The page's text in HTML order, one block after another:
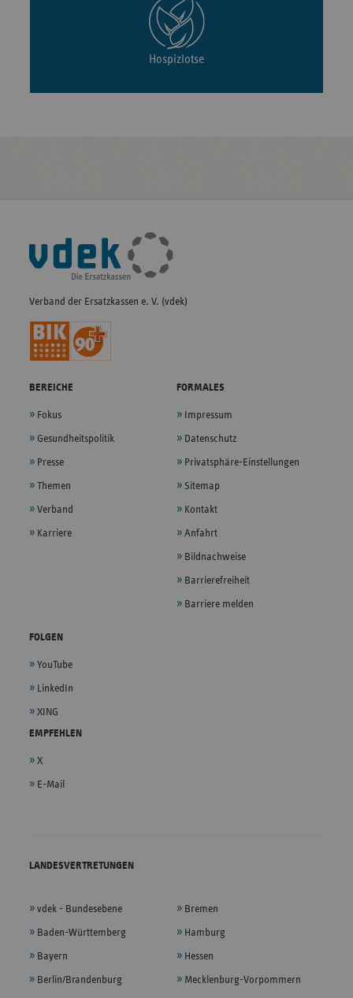
Hospizlotse
Fußleisten-
Navigation
Verband der Ersatzkassen e. V. (vdek)
BEREICHE
Fokus
Gesundheitspolitik
Presse
Themen
Verband
Karriere
FORMALES
Impressum
Datenschutz
Privatsphäre-Einstellungen
Sitemap
Kontakt
Anfahrt
Bildnachweise
Barrierefreiheit
Barriere melden
FOLGEN
YouTube
LinkedIn
XING
EMPFEHLEN
X
E-Mail
LANDESVERTRETUNGEN
vdek - Bundesebene
Baden-Württemberg
Bayern
Berlin/Brandenburg
Bremen
Hamburg
Hessen
Mecklenburg-Vorpommern